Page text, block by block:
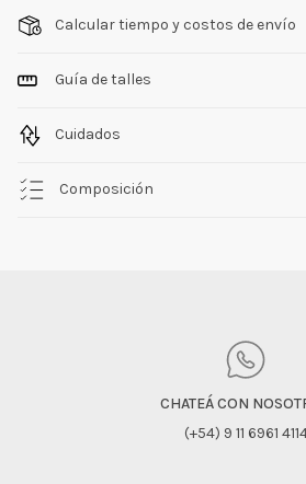
Calcular tiempo y costos de envío
Guía de talles
Cuidados
Composición
CHATEÁ CON
(+54) 9 11 6961